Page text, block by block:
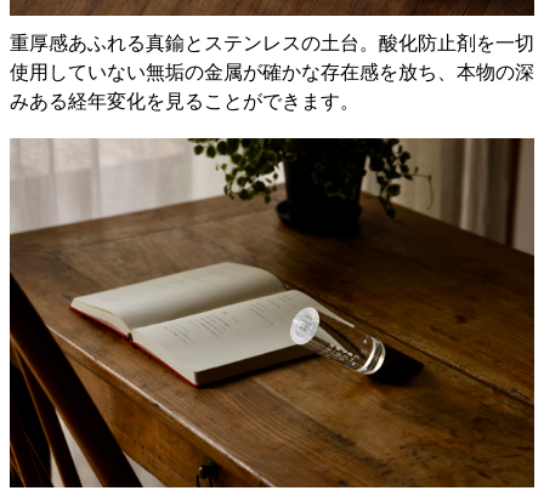
重厚感あふれる真鍮とステンレスの土台。酸化防止剤を一切
使用していない無垢の金属が確かな存在感を放ち、本物の深
みある経年変化を見ることができます。